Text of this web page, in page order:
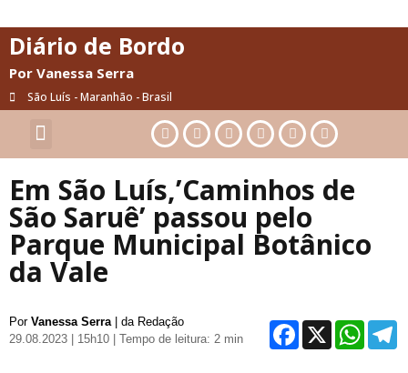
Diário de Bordo
Por Vanessa Serra
São Luís - Maranhão - Brasil
Em São Luís,’Caminhos de
São Saruê’ passou pelo
Parque Municipal Botânico
da Vale
Por Vanessa Serra | da Redação
29.08.2023 | 15h10
| Tempo de leitura: 2 min X